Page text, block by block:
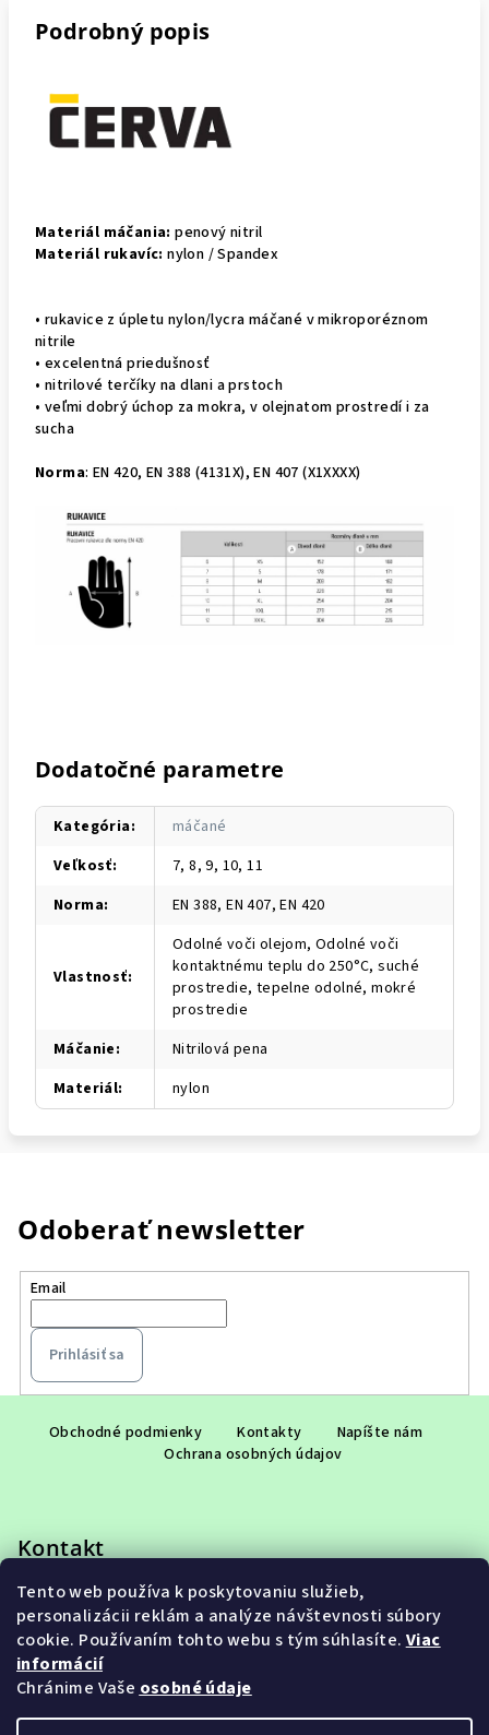
Tento web používa k poskytovaniu služieb,
personalizácii reklám a analýze návštevnosti súbory
cookie. Používaním tohto webu s tým súhlasíte. Viac
informácií
Chránime Vaše osobné údaje
Podrobný popis
Materiál máčania: penový nitril
Materiál rukavíc:nylon / Spandex
• rukavice z úpletu nylon/lycra máčané v mikroporéznom
nitrile
• excelentná priedušnosť
• nitrilové terčíky na dlani a prstoch
• veľmi dobrý úchop za mokra, v olejnatom prostredí i za
sucha
Norma: EN 420, EN 388 (4131X), EN 407 (X1XXXX)
Dodatočné parametre
Kategória:
máčané
Veľkosť:
7, 8, 9, 10, 11
Norma: EN 388, EN 407, EN 420
Vlastnosť:
Odolné voči olejom, Odolné voči
kontaktnému teplu do 250°C, suché
prostredie, tepelne odolné, mokré
prostredie
Máčanie:
Nitrilová pena
Materiál: nylon
Odoberať newsletter
Email
Prihlásiť sa
i
Obchodné podmienky Kontakty
Napíšte nám
Ochrana osobných údajov
Kontakt
eshop@adet.sk
+421 948 953 910